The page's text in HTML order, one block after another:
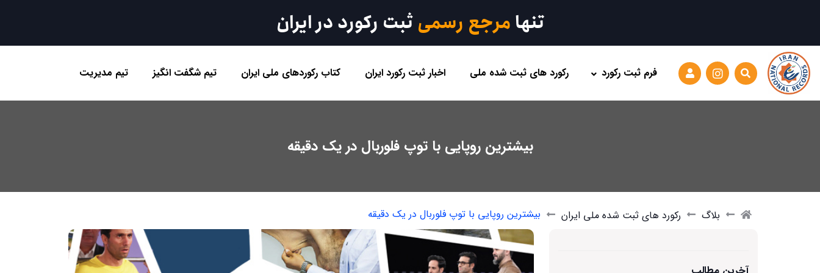
تنهامرجع رسمیثبت رکورد در ایران
فرم ثبت رکورد رکورد های ثبت شده ملی اخبار ثبت رکورد ایران کتاب رکوردهای ملی ایران تیم شگفت انگیز تیم مدیریت
بیشترین روپایی با توپ فلوربال در یک دقیقه
بلاگ رکورد های ثبت شده ملی ایران بیشترین روپایی با توپ فلوربال در یک دقیقه